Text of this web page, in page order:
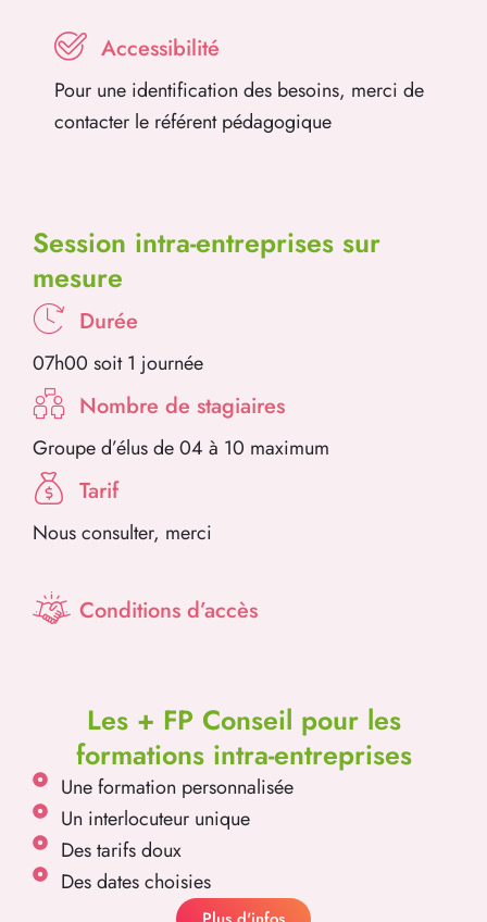
Accessibilité
Pour une identification des besoins, merci de
contacter le référent pédagogique
Session intra-entreprises sur
mesure
Durée
07h00 soit 1 journée
Nombre de stagiaires
Groupe d’élus de 04 à 10 maximum
Tarif
Nous consulter, merci
Conditions d’accès
Les + FP Conseil pour les
formations intra-entreprises
Une formation personnalisée
Un interlocuteur unique
Des tarifs doux
Des dates choisies